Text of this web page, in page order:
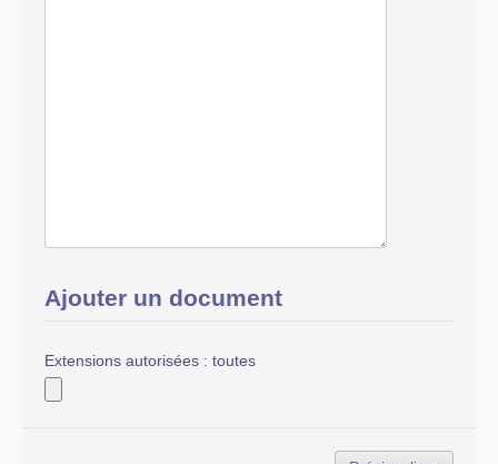
Ajouter un document
Extensions autorisées : toutes